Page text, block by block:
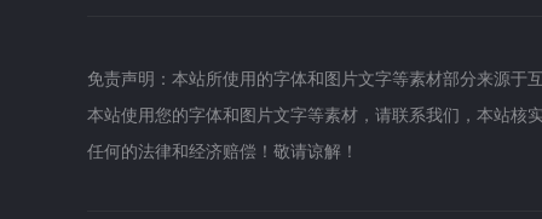
免责声明：本站所使用的字体和图片文字等素材部分来源
本站使用您的字体和图片文字等素材，请联系我们，本站
任何的法律和经济赔偿！敬请谅解！